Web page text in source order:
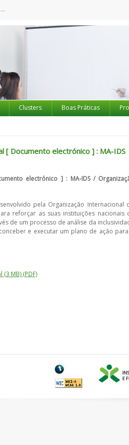
Clusters Boas Práticas
[ Documento electrónico ] : MA-IDS
electrónico ] : MA-IDS /
pela Organização Internacional
reforçar as suas instituições nacionais
de um processo de análise da
e executar um plano de ação
MB) (PDF)